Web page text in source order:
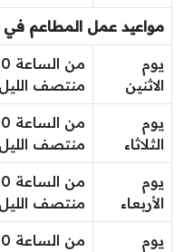
مواعيد عمل المطاعم
يوم
الاثنين
منتصف الليل
يوم
الثلاثاء
منتصف الليل
يوم
الأربعاء
منتصف الليل
يوم